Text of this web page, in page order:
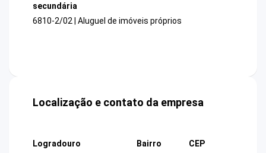
secundária
6810-2/02 | Aluguel de imóveis próprios
Localização e contato da empresa
Logradouro
Bairro
CEP